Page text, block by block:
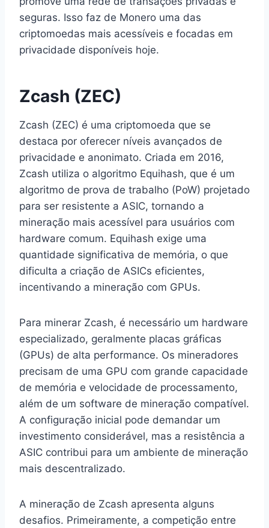
seguras. Isso faz de Monero uma das
criptomoedas mais acessíveis e focadas em
privacidade disponíveis hoje.
Zcash (ZEC)
Zcash (ZEC) é uma criptomoeda que se
destaca por oferecer níveis avançados de
privacidade e anonimato. Criada em 2016,
Zcash utiliza o algoritmo Equihash, que é um
algoritmo de prova de trabalho (PoW) projetado
para ser resistente a ASIC, tornando a
mineração mais acessível para usuários com
hardware comum. Equihash exige uma
quantidade significativa de memória, o que
dificulta a criação de ASICs eficientes,
incentivando a mineração com GPUs.
Para minerar Zcash, é necessário um hardware
especializado, geralmente placas gráficas
(GPUs) de alta performance. Os mineradores
precisam de uma GPU com grande capacidade
de memória e velocidade de processamento,
além de um software de mineração compatível.
A configuração inicial pode demandar um
investimento considerável, mas a resistência a
ASIC contribui para um ambiente de mineração
mais descentralizado.
A mineração de Zcash apresenta alguns
desafios. Primeiramente, a competição entre